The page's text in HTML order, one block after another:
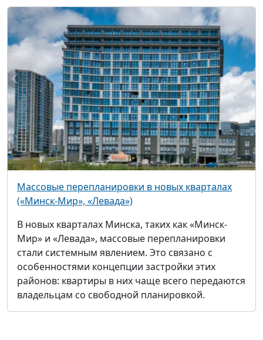
Массовые перепланировки в новых кварталах
(«Минск-Мир», «Левада»)
В новых кварталах Минска, таких как «Минск-
Мир» и «Левада», массовые перепланировки
стали системным явлением. Это связано с
особенностями концепции застройки этих
районов: квартиры в них чаще всего передаются
владельцам со свободной планировкой.